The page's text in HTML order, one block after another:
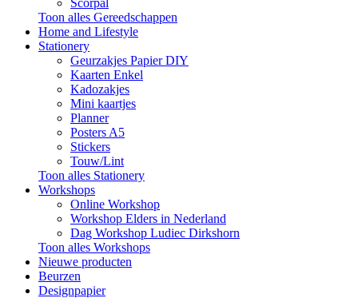
Scorpal
Toon alles Gereedschappen
Home and Lifestyle
Stationery
Geurzakjes Papier DIY
Kaarten Enkel
Kadozakjes
Mini kaartjes
Planner
Posters A5
Stickers
Touw/Lint
Toon alles Stationery
Workshops
Online Workshop
Workshop Elders in Nederland
Dag Workshop Ludiec Dirkshorn
Toon alles Workshops
Nieuwe producten
Beurzen
Designpapier